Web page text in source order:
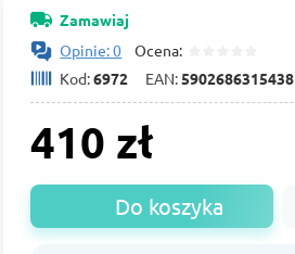
Zamawiaj
Opinie: 0 Ocena:
Kod:6972 EAN:5902686315438
410 zł
Do koszyka